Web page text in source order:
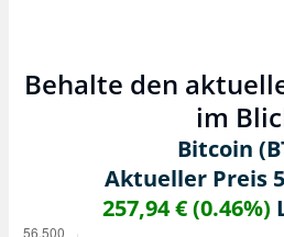
Behalte den
im
Bitcoin
Aktueller Preis
257,94 € (0.46%)